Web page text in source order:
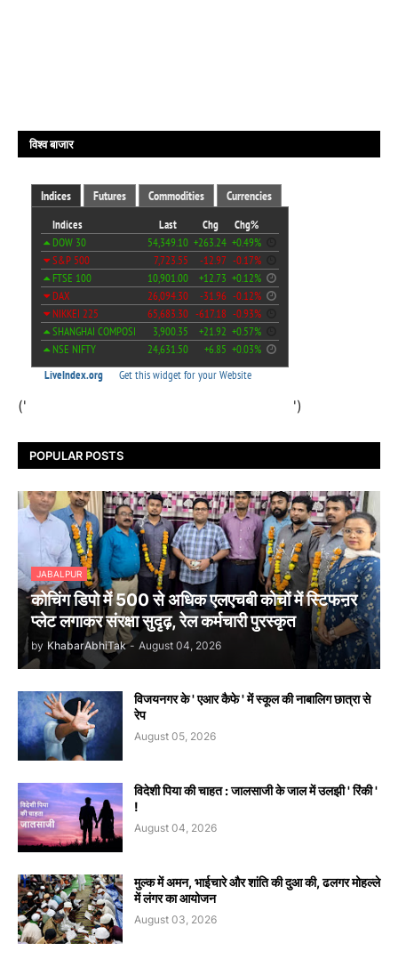
विश्व बाजार
(' ')
POPULAR POSTS
JABALPUR
कोचिंग डिपो में 500 से अधिक एलएचबी कोचों में स्टिफऩर
प्लेट लगाकर संरक्षा सुदृढ़, रेल कर्मचारी पुरस्कृत
by KhabarAbhiTak - August 04, 2026
विजयनगर के ' एआर कैफे ' में स्कूल की नाबालिग छात्रा से
रेप
August 05, 2026
विदेशी पिया की चाहत : जालसाजी के जाल में उलझी ' रिंकी '
!
August 04, 2026
मुल्क में अमन, भाईचारे और शांति की दुआ की, ढलगर मोहल्ले
में लंगर का आयोजन
August 03, 2026